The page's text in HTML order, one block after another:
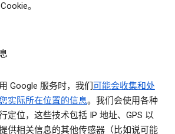
Cookie。
Google 服务时，我们可能会收集和处
实际所在位置的信息。我们会使用各种
定位，这些技术包括 IP 地址、GPS 以
供相关信息的其他传感器（比如说可能